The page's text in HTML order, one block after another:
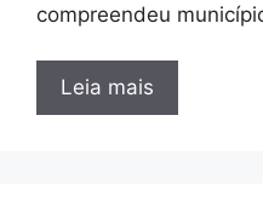
compreendeu
Leia mais